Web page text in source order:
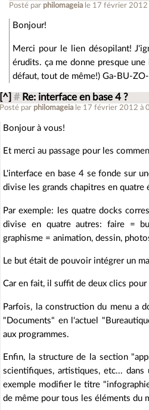
Posté par philomageia le 17 février 2012
Bonjour!
Merci pour le lien désopilant!
érudits. ça me donne presque
défaut, tout de même!) Ga-BU-
[^] # Re: interface en base 4 ?
Posté par philomageia le 17 février 2012 à
Bonjour à vous!
Et merci au passage pour les
L'interface en base 4 se fonde sur
divise les grands chapitres en quatre
Par exemple: les quatre docks
divise en quatre autres: faire =
graphisme = animation, dessin,
Le but était de pouvoir intégrer un
Car en fait, il suffit de deux clics
Parfois, la construction du menu a
"Documents" en l'actuel
aux programmes.
Enfin, la structure de la section
scientifiques, artistiques, etc...
exemple modifier le titre
de même pour tous les éléments du